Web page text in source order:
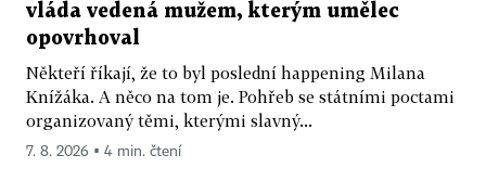
vláda vedená mužem, kterým umělec
opovrhoval
Někteří říkají, že to byl poslední happening Milana
Knížáka. A něco na tom je. Pohřeb se státními poctami
organizovaný těmi, kterými slavný...
7. 8. 2026 ▪ 4 min. čtení